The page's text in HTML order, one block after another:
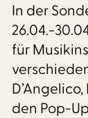
In der
26.04.-
für
den Pop-